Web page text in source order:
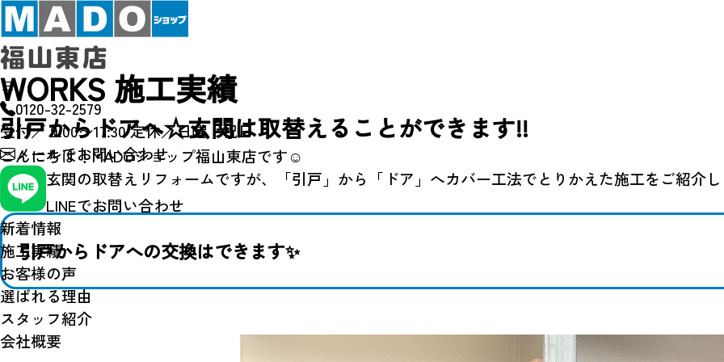
0120-32-2579
受付／ 9:00〜17:30定休／日曜・祝日
メールでお問い合わせ
LINEでお問い合わせ
新着情報
施工実績
お客様の声
選ばれる理由
スタッフ紹介
会社概要
WORKS 施工実績
引戸からドアへ☆玄関は取替えることができます!!
こんにちは！MADOショップ福山東店です☺
今回は玄関の取替えリフォームですが、「引戸」から「ドア」へカバー工法でとりかえた施工をご紹介
引戸からドアへの交換はできます✨